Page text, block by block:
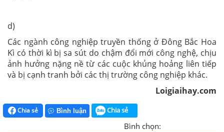
d)
Các ngành công nghiệp truyền thống ở Đông Bắc Hoa
Kì có thời kì bị sa sút do chậm đổi mới công nghệ, chịu
ảnh hưởng nặng nề từ các cuộc khủng hoảng liên tiếp
và bị cạnh tranh bởi các thị trường công nghiệp khác.
Loigiaihay.com
Chia sẻ Bình luận Chia sẻ
Bình chọn: